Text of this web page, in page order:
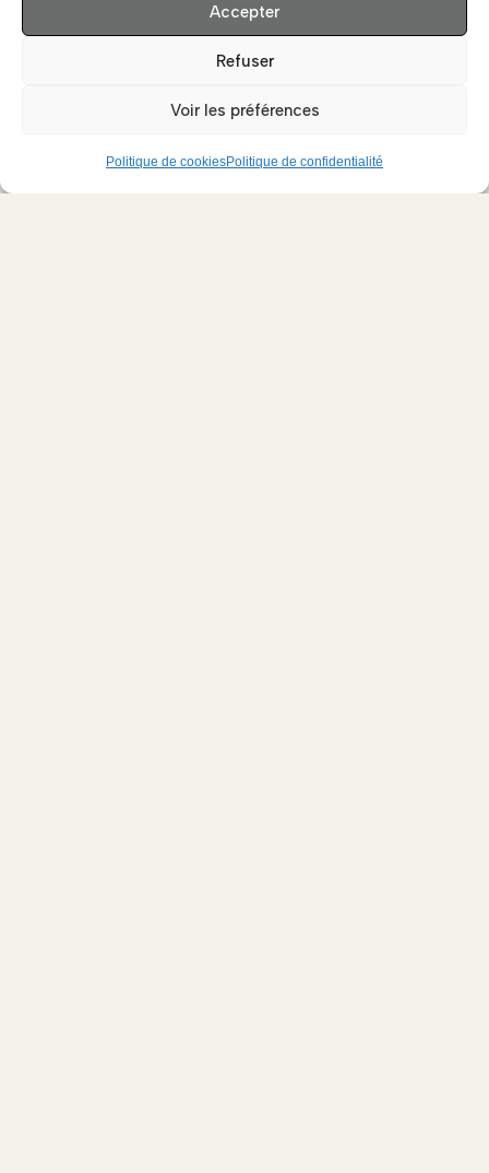
Accepter
Refuser
Voir les préférences
Politique de cookiesPolitique de confidentialité